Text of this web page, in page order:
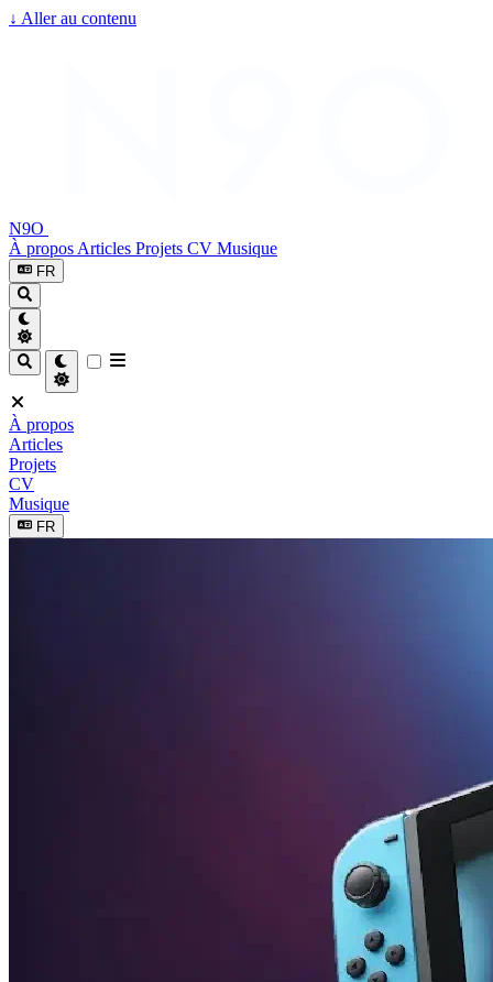
↓ Aller au contenu
N9O
À propos Articles Projets CV Musique
FR
À propos
Articles
Projets
CV
Musique
FR